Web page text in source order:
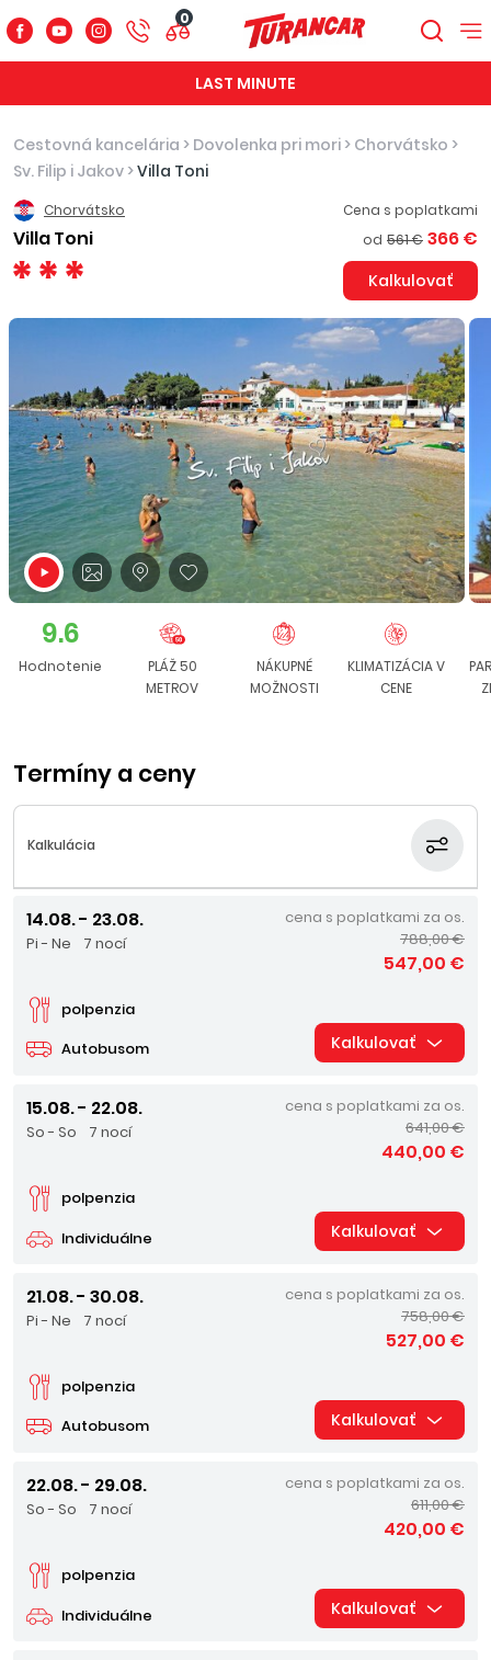
0
LAST MINUTE
Cestovná kancelária > Dovolenka pri mori > Chorvátsko >
Sv. Filip i Jakov >Villa Toni
Chorvátsko
Villa Toni
Cena s poplatkami
od 561 € 366 €
Kalkulovať
9.6
Hodnotenie
PLÁŽ 50
METROV
NÁKUPNÉ
MOŽNOSTI
KLIMATIZÁCIA V
CENE
Termíny a ceny
Kalkulácia
14.08. - 23.08.
Pi - Ne 7 nocí
Autobusom
polpenzia
cena s poplatkami za os.
788,00 €
547,00 €
Kalkulovať
15.08. - 22.08.
So - So 7 nocí
Individuálne
polpenzia
cena s poplatkami za os.
641,00 €
440,00 €
Kalkulovať
21.08. - 30.08.
Pi - Ne 7 nocí
Autobusom
polpenzia
cena s poplatkami za os.
758,00 €
527,00 €
Kalkulovať
22.08. - 29.08.
So - So 7 nocí
Individuálne
polpenzia
cena s poplatkami za os.
611,00 €
420,00 €
Kalkulovať